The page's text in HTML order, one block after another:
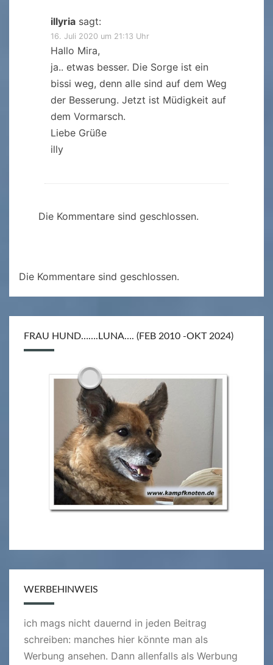
illyria sagt:
16. Juli 2020 um 21:13 Uhr
Hallo Mira,
ja.. etwas besser. Die Sorge ist ein
bissi weg, denn alle sind auf dem Weg
der Besserung. Jetzt ist Müdigkeit auf
dem Vormarsch.
Liebe Grüße
illy
Die Kommentare sind geschlossen.
Die Kommentare sind geschlossen.
FRAU HUND…….LUNA…. (FEB 2010 -OKT 2024)
WERBEHINWEIS
ich mags nicht dauernd in jeden Beitrag
schreiben: manches hier könnte man als
Werbung ansehen. Dann allenfalls als Werbung